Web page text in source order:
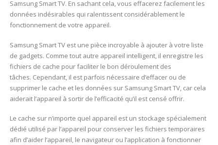
Samsung Smart TV. En sachant cela, vous effacerez facilement les
données indésirables qui ralentissent considérablement le
fonctionnement de votre appareil.
Samsung Smart TV est une pièce incroyable à ajouter à votre liste
de gadgets. Comme tout autre appareil intelligent, il enregistre les
fichiers de cache pour faciliter le bon déroulement des
tâches. Cependant, il est parfois nécessaire d’effacer ou de
supprimer le cache et les données sur Samsung Smart TV, car cela
aiderait l’appareil à sortir de l’efficacité qu’il est censé offrir.
Le cache sur n’importe quel appareil est un stockage spécialement
dédié utilisé par l’appareil pour conserver les fichiers temporaires
afin d’aider l’appareil, le navigateur ou l’application à fonctionner